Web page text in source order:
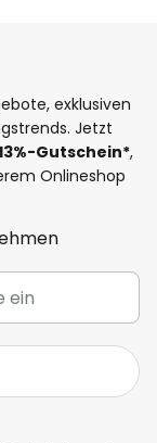
exklusiven
Jetzt
-Gutschein*,
Onlineshop